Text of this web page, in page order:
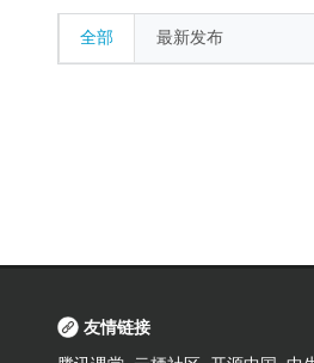
全部 最新发布
友情链接